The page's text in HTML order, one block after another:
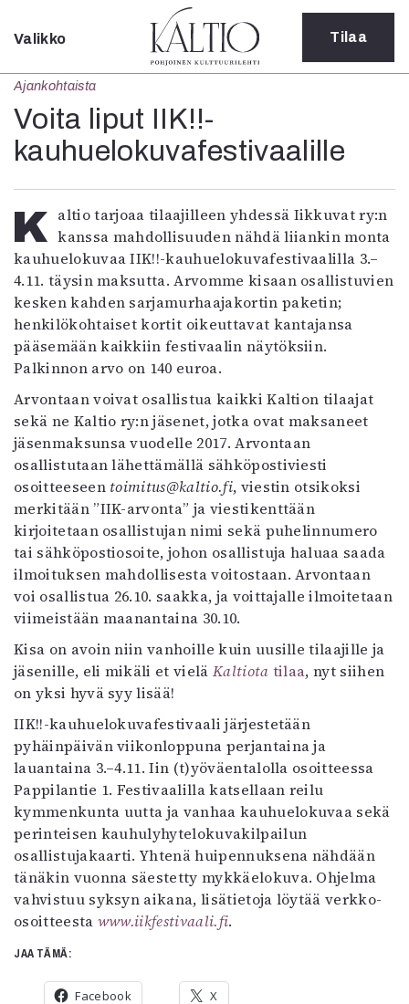
Sulje
Verkkoartikkeli
Teatteri
Sarjakuva
Sámegillii
Pääkirjoitus
Paperilehdestä
Oulu2026
Näyttelyt
Musiikki
Levyt
Kuvataide
Kirjat
In English
Esitystaide
Arkisto
Lehdet
4/2026
2–3/2026
1/2026
6/2025
5/2025 saame
5/2025
Lehtiarkisto
Info
Tilaus ja irtonumerot
Yhteistyössä
Toimitus
Mediatiedot
Kaltio ry
Valikko Tilaa
Ajankohtaista
Voita liput IIK!!-
kauhuelokuvafestivaalille
Kaltio tarjoaa tilaajilleen yhdessä Iikkuvat ry:n kanssa mahdollisuuden nähdä liiankin monta
kauhuelokuvaa IIK!!-kauhuelokuvafestivaalilla 3.–
4.11. täysin maksutta. Arvomme kisaan osallistuvien
kesken kahden sarjamurhaajakortin paketin;
henkilökohtaiset kortit oikeuttavat kantajansa
pääsemään kaikkiin festivaalin näytöksiin.
Palkinnon arvo on 140 euroa.
Arvontaan voivat osallistua kaikki Kaltion tilaajat
sekä ne Kaltio ry:n jäsenet, jotka ovat maksaneet
jäsenmaksunsa vuodelle 2017. Arvontaan
osallistutaan lähettämällä sähköpostiviesti
osoitteeseen toimitus@kaltio.fi, viestin otsikoksi
merkitään ”IIK-arvonta” ja viestikenttään
kirjoitetaan osallistujan nimi sekä puhelinnumero
tai sähköpostiosoite, johon osallistuja haluaa saada
ilmoituksen mahdollisesta voitostaan. Arvontaan
voi osallistua 26.10. saakka, ja voittajalle ilmoitetaan
viimeistään maanantaina 30.10.
Kisa on avoin niin vanhoille kuin uusille tilaajille ja
jäsenille, eli mikäli et vielä Kaltiota tilaa, nyt siihen
on yksi hyvä syy lisää!
IIK!!-kauhuelokuvafestivaali järjestetään
pyhäinpäivän viikonloppuna perjantaina ja
lauantaina 3.–4.11. Iin (t)yöväentalolla osoitteessa
Pappilantie 1. Festivaalilla katsellaan reilu
kymmenkunta uutta ja vanhaa kauhuelokuvaa sekä
perinteisen kauhulyhytelokuvakilpailun
osallistujakaarti. Yhtenä huipennuksena nähdään
tänäkin vuonna säestetty mykkäelokuva. Ohjelma
vahvistuu syksyn aikana, lisätietoja löytää verkko-
osoitteesta www.iikfestivaali.fi.
JAA TÄMÄ:
Facebook X